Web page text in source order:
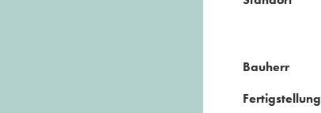
Bauherr
Fertigstellung